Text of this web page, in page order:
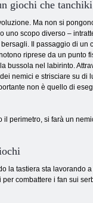
giochi che
Ma non si
uno scopo diverso –
Il passaggio di un
riprese da un punto
bussola nel labirinto.
nemici e strisciare su di
non è quello di
perimetro, si farà un
la tastiera sta lavorando
combattere i fan sui